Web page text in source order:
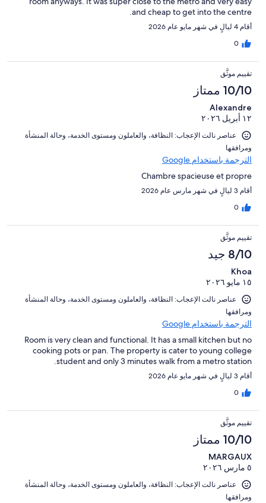
and cheap to get into the centre.
أقام 4 ليالٍ في شهر مايو عام 2026
0
تقييم موثَّق
10/10 ممتاز
Alexandre
١٢ أبريل ٢٠٢٦
عناصر نالت الإعجاب: ⁦النظافة⁩، و⁦العاملون ومستوى الخدمة⁩، و⁦حالة المنشأة
ومرافقها⁩
الترجمة باستخدام Google
Chambre spacieuse et propre
أقام 3 ليالٍ في شهر مارس عام 2026
0
تقييم موثَّق
8/10 جيد
Khoa
١٥ مايو ٢٠٢٦
عناصر نالت الإعجاب: ⁦النظافة⁩، و⁦العاملون ومستوى الخدمة⁩، و⁦حالة المنشأة
ومرافقها⁩
الترجمة باستخدام Google
Room is very clean and functional. It has a small kitchen but no
cooking pots or pan. The property is cater to young college
student and only 3 minutes walk from a metro station.
أقام 3 ليالٍ في شهر مايو عام 2026
0
تقييم موثَّق
10/10 ممتاز
MARGAUX
٥ مارس ٢٠٢٦
عناصر نالت الإعجاب: ⁦النظافة⁩، و⁦العاملون ومستوى الخدمة⁩، و⁦حالة المنشأة
ومرافقها⁩